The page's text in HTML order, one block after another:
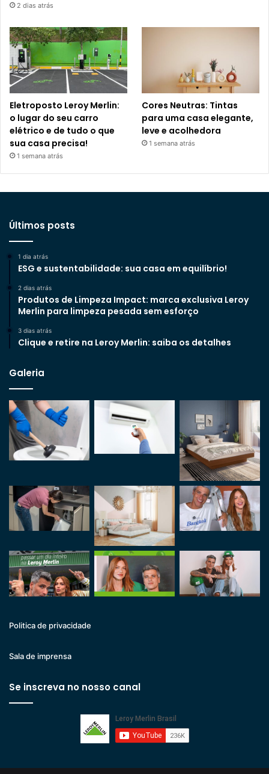
2 dias atrás
Eletroposto Leroy Merlin:
o lugar do seu carro
elétrico e de tudo o que
sua casa precisa!
1 semana atrás
Cores Neutras: Tintas
para uma casa elegante,
leve e acolhedora
1 semana atrás
Últimos posts
1 dia atrás
ESG e sustentabilidade: sua casa em equilíbrio!
2 dias atrás
Produtos de Limpeza Impact: marca exclusiva Leroy
Merlin para limpeza pesada sem esforço
3 dias atrás
Clique e retire na Leroy Merlin: saiba os detalhes
Galeria
Politica de privacidade
Sala de imprensa
Se inscreva no nosso canal